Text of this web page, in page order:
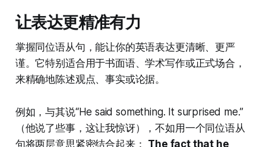
让表达更精准有力
掌握同位语从句，能让你的英语表达更清晰、更严
谨。它特别适合用于书面语、学术写作或正式场合，
来精确地陈述观点、事实或论据。
例如，与其说“He said something. It surprised me.”
（他说了些事，这让我惊讶），不如用一个同位语从
句将两层意思紧密结合起来： The fact that he